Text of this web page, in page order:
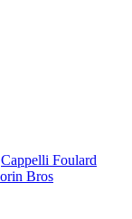
Cappelli Foulard
Bros